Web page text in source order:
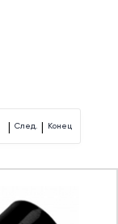
| След. | Конец